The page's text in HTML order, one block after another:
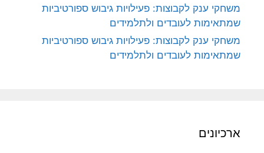
משחקי ענק לקבוצות: פעילויות גיבוש ספורטיביות
שמתאימות לעובדים ולתלמידים
משחקי ענק לקבוצות: פעילויות גיבוש ספורטיביות
שמתאימות לעובדים ולתלמידים
ארכיונים